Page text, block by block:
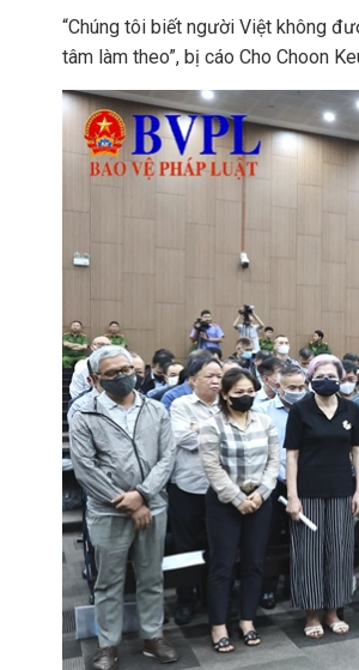
“Chúng tôi biết người Việt không
tâm làm theo”, bị cáo Cho Choon